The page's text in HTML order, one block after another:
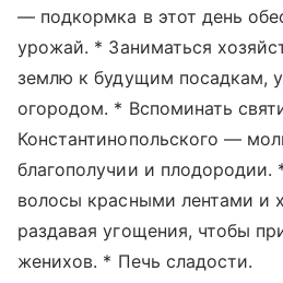
— подкормка в этот день
урожай. * Заниматься
землю к будущим посадкам,
огородом. * Вспоминать
Константинопольского —
благополучии и
волосы красными лентами и
раздавая угощения, чтобы
женихов. * Печь сладости.